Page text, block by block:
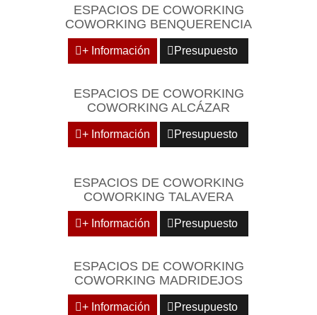
ESPACIOS DE COWORKING
COWORKING BENQUERENCIA
+ Información Presupuesto
ESPACIOS DE COWORKING
COWORKING ALCÁZAR
+ Información Presupuesto
ESPACIOS DE COWORKING
COWORKING TALAVERA
+ Información Presupuesto
ESPACIOS DE COWORKING
COWORKING MADRIDEJOS
+ Información Presupuesto